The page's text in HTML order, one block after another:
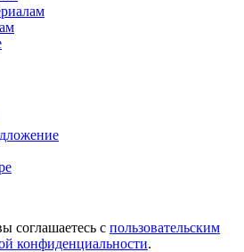
соглашаетесь с пользовательским
конфиденциальности.